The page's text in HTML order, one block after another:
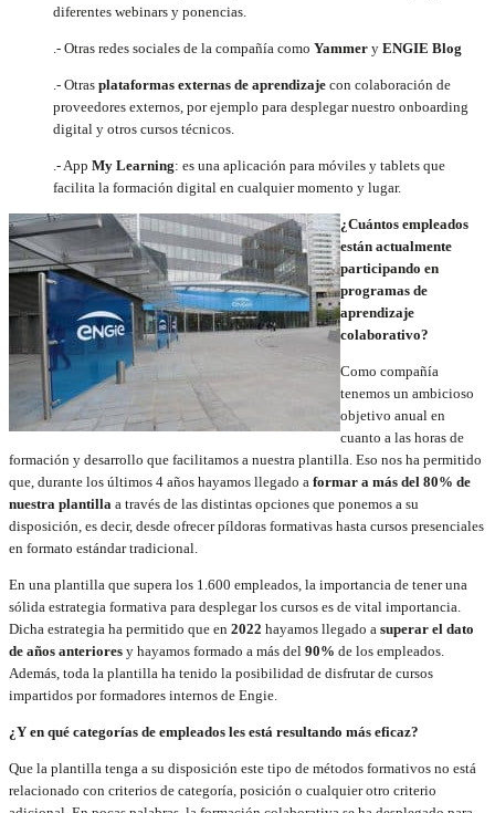
diferentes webinars y ponencias.
.- Otras redes sociales de la compañía como Yammer y ENGIE Blog
.- Otras plataformas externas de aprendizaje con colaboración de
proveedores externos, por ejemplo para desplegar nuestro onboarding
digital y otros cursos técnicos.
.- App My Learning: es una aplicación para móviles y tablets que
facilita la formación digital en cualquier momento y lugar.
¿Cuántos empleados
están actualmente
participando en
programas de
aprendizaje
colaborativo?
Como compañía
tenemos un ambicioso
objetivo anual en
cuanto a las horas de
formación y desarrollo que facilitamos a nuestra plantilla. Eso nos ha permitido
que, durante los últimos 4 años hayamos llegado a formar a más del 80% de
nuestra plantilla a través de las distintas opciones que ponemos a su
disposición, es decir, desde ofrecer píldoras formativas hasta cursos presenciales
en formato estándar tradicional.
En una plantilla que supera los 1.600 empleados, la importancia de tener una
sólida estrategia formativa para desplegar los cursos es de vital importancia.
Dicha estrategia ha permitido que en 2022 hayamos llegado a superar el dato
de años anteriores y hayamos formado a más del 90% de los empleados.
Además, toda la plantilla ha tenido la posibilidad de disfrutar de cursos
impartidos por formadores internos de Engie.
¿Y en qué categorías de empleados les está resultando más eficaz?
Que la plantilla tenga a su disposición este tipo de métodos formativos no está
relacionado con criterios de categoría, posición o cualquier otro criterio